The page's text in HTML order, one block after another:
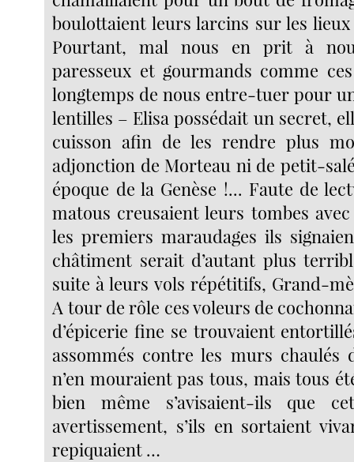
boulottaient leurs larcins sur les
Pourtant, mal nous en prit à
paresseux et gourmands comme
longtemps de nous entre-tuer pour
lentilles – Elisa possédait un secret,
cuisson afin de les rendre plus
adjonction de Morteau ni de petit-
époque de la Genèse !... Faute de
matous creusaient leurs tombes
les premiers maraudages ils
châtiment serait d’autant plus
suite à leurs vols répétitifs, Grand-
A tour de rôle ces voleurs de
d’épicerie fine se trouvaient
assommés contre les murs chaulés
n’en mouraient pas tous, mais tous
bien même s’avisaient-ils que
avertissement, s’ils en sortaient
repiquaient …